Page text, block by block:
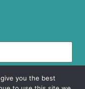
you the best